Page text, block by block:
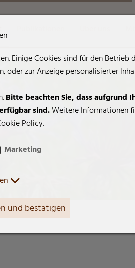
Einige Cookies sind für den Betrieb
zur Anzeige personalisierter
Bitte beachten Sie, dass aufgrund
sind.Weitere Informationen
Policy.
Marketing
und bestätigen